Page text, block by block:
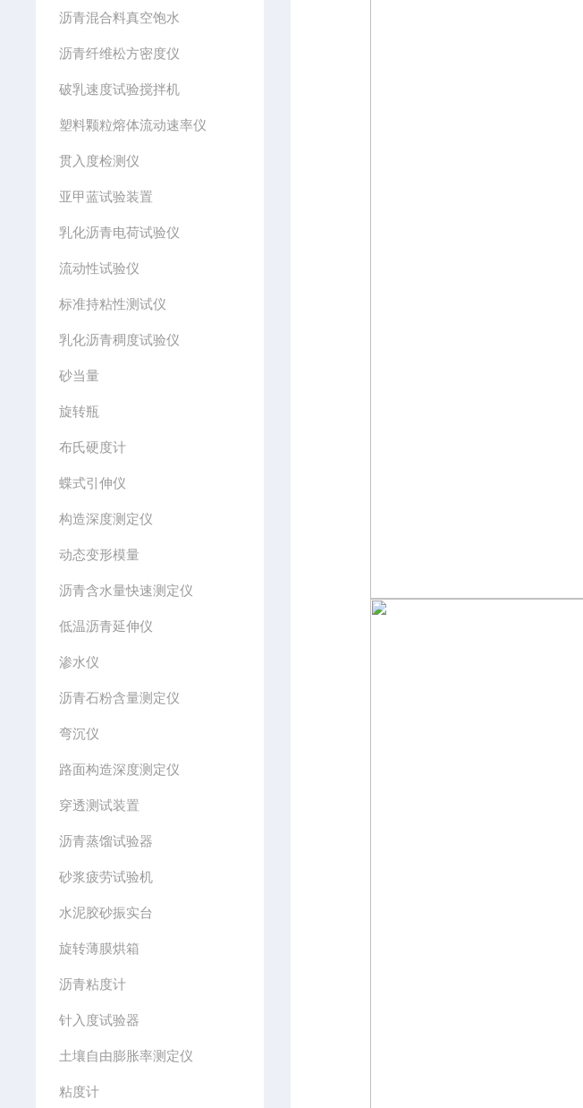
沥青混合料真空饱水
沥青纤维松方密度仪
破乳速度试验搅拌机
塑料颗粒熔体流动速率仪
贯入度检测仪
亚甲蓝试验装置
乳化沥青电荷试验仪
流动性试验仪
标准持粘性测试仪
乳化沥青稠度试验仪
砂当量
旋转瓶
布氏硬度计
蝶式引伸仪
构造深度测定仪
动态变形模量
沥青含水量快速测定仪
低温沥青延伸仪
渗水仪
沥青石粉含量测定仪
弯沉仪
路面构造深度测定仪
穿透测试装置
沥青蒸馏试验器
砂浆疲劳试验机
水泥胶砂振实台
旋转薄膜烘箱
沥青粘度计
针入度试验器
土壤自由膨胀率测定仪
粘度计